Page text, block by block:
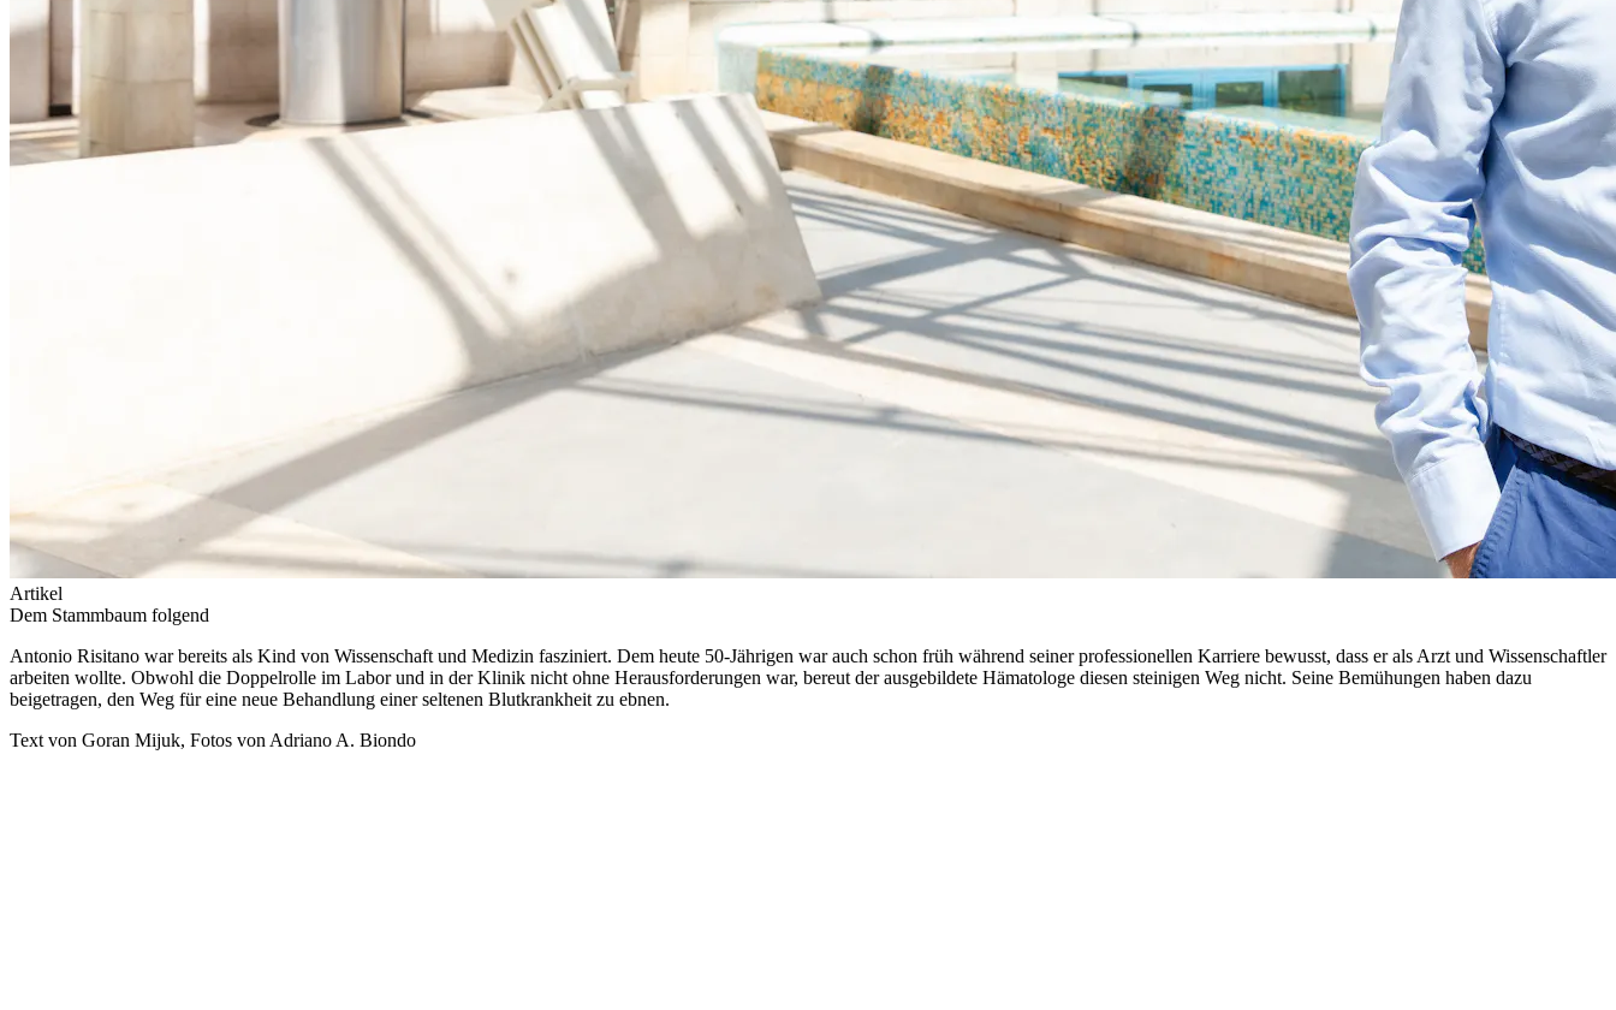
Artikel
Dem Stammbaum folgend
Antonio Risitano war bereits als Kind von Wissenschaft und Medizin fasziniert. Dem heute 50-Jährigen war auch schon früh während seiner professionellen Karriere bewusst, dass er als Arzt und Wissenschaftler
arbeiten wollte. Obwohl die Doppelrolle im Labor und in der Klinik nicht ohne Herausforderungen war, bereut der ausgebildete Hämatologe diesen steinigen Weg nicht. Seine Bemühungen haben dazu
beigetragen, den Weg für eine neue Behandlung einer seltenen Blutkrankheit zu ebnen.
Text von Goran Mijuk, Fotos von Adriano A. Biondo